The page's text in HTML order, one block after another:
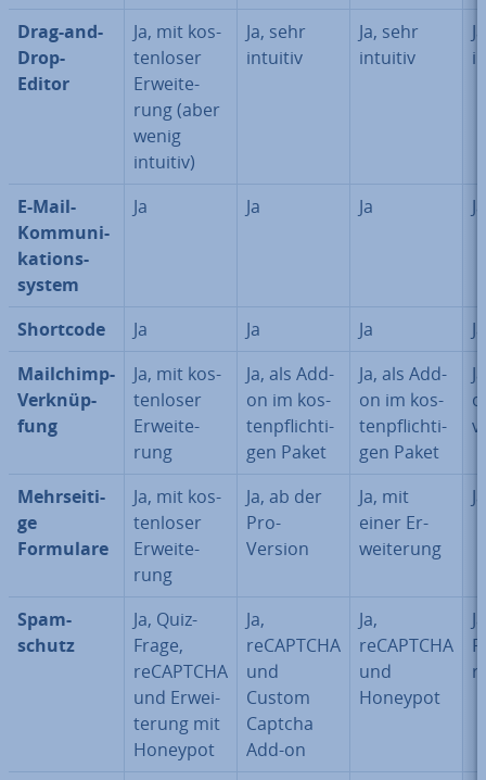
Drag-and-
Drop-
Editor
Ja, mit kos­
ten­lo­ser
Er­wei­te­
rung (aber
wenig
intuitiv)
Ja, sehr
intuitiv
Ja, sehr
intuitiv
E-Mail-
Kom­mu­ni­
ka­ti­ons­
sys­tem
Ja Ja Ja Ja
Shortcode Ja Ja Ja
Ja
Mailchimp-
Ver­knüp­
fung
Ja, mit kos­
ten­lo­ser
Er­wei­te­
rung
Ja, als Add-
on im kos­
ten­pflich­ti­
gen Paket
Ja, als Add-
on im kos­
ten­pflich­ti­
gen Paket
Mehr­sei­ti­
ge
Formulare
Ja, mit kos­
ten­lo­ser
Er­wei­te­
rung
Ja, ab der
Pro-
Version
Ja, mit
einer Er­
wei­te­rung
Ja
Spam­
schutz
Ja, Quiz-
Frage,
reCAPTCHA
und Er­wei­
te­rung mit
Honeypot
Ja,
reCAPTCHA
und
Custom
Captcha
Add-on
Ja,
reCAPTCHA
und
Honeypot